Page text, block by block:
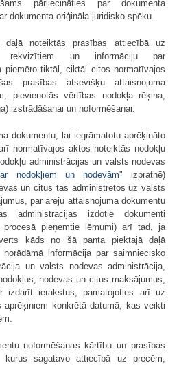
pārliecināties par dokumenta
dokumenta oriģināla juridisko spēku.
noteiktās prasības attiecībā uz
rekvizītiem un informāciju par
piemēro tiktāl, ciktāl citos normatīvajos
prasības atsevišķu attaisnojuma
pievienotās vērtības nodokļa rēķina,
izstrādāšanai un noformēšanai.
dokumentu, lai iegrāmatotu aprēķināto
normatīvajos aktos noteiktās nodokļu
administrācijas un valsts nodevas
nodokļiem un nodevām" izpratnē)
un citus tās administrētos uz valsts
par ārēju attaisnojuma dokumentu
administrācijas izdotie dokumenti
procesā pieņemtie lēmumi) arī tad, ja
kāds no šā panta piektajā daļā
informācija par saimniecisko
un valsts nodevas administrācija,
nodevas un citus maksājumus,
izdarīt ierakstus, pamatojoties arī uz
konkrētā datumā, kas veikti
noformēšanas kārtību un prasības
kurus sagatavo attiecībā uz precēm,